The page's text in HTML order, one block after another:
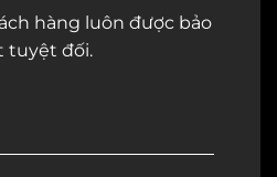
hàng luôn được bảo
tuyệt đối.